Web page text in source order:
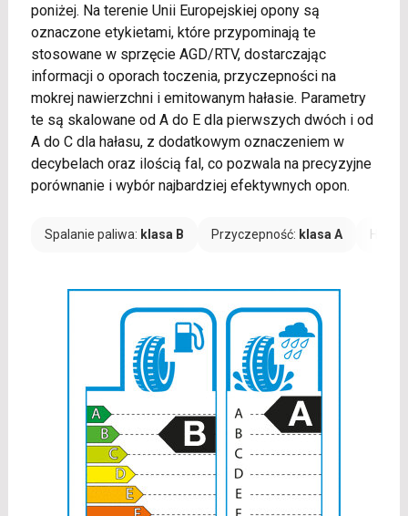
poniżej. Na terenie Unii Europejskiej opony są
oznaczone etykietami, które przypominają te
stosowane w sprzęcie AGD/RTV, dostarczając
informacji o oporach toczenia, przyczepności na
mokrej nawierzchni i emitowanym hałasie. Parametry
te są skalowane od A do E dla pierwszych dwóch i od
A do C dla hałasu, z dodatkowym oznaczeniem w
decybelach oraz ilością fal, co pozwala na precyzyjne
porównanie i wybór najbardziej efektywnych opon.
Spalanie paliwa: klasa B Przyczepność: klasa A Hałas: